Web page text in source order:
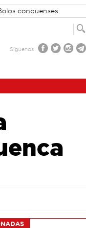
conquenses
Síguenos